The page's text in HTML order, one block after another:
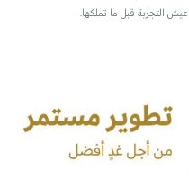
عيش التجربة قبل ما تملكها.